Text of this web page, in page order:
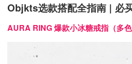
Objkts选款搭配全指南 | 必
AURA RING 爆款小冰糖戒指（多色